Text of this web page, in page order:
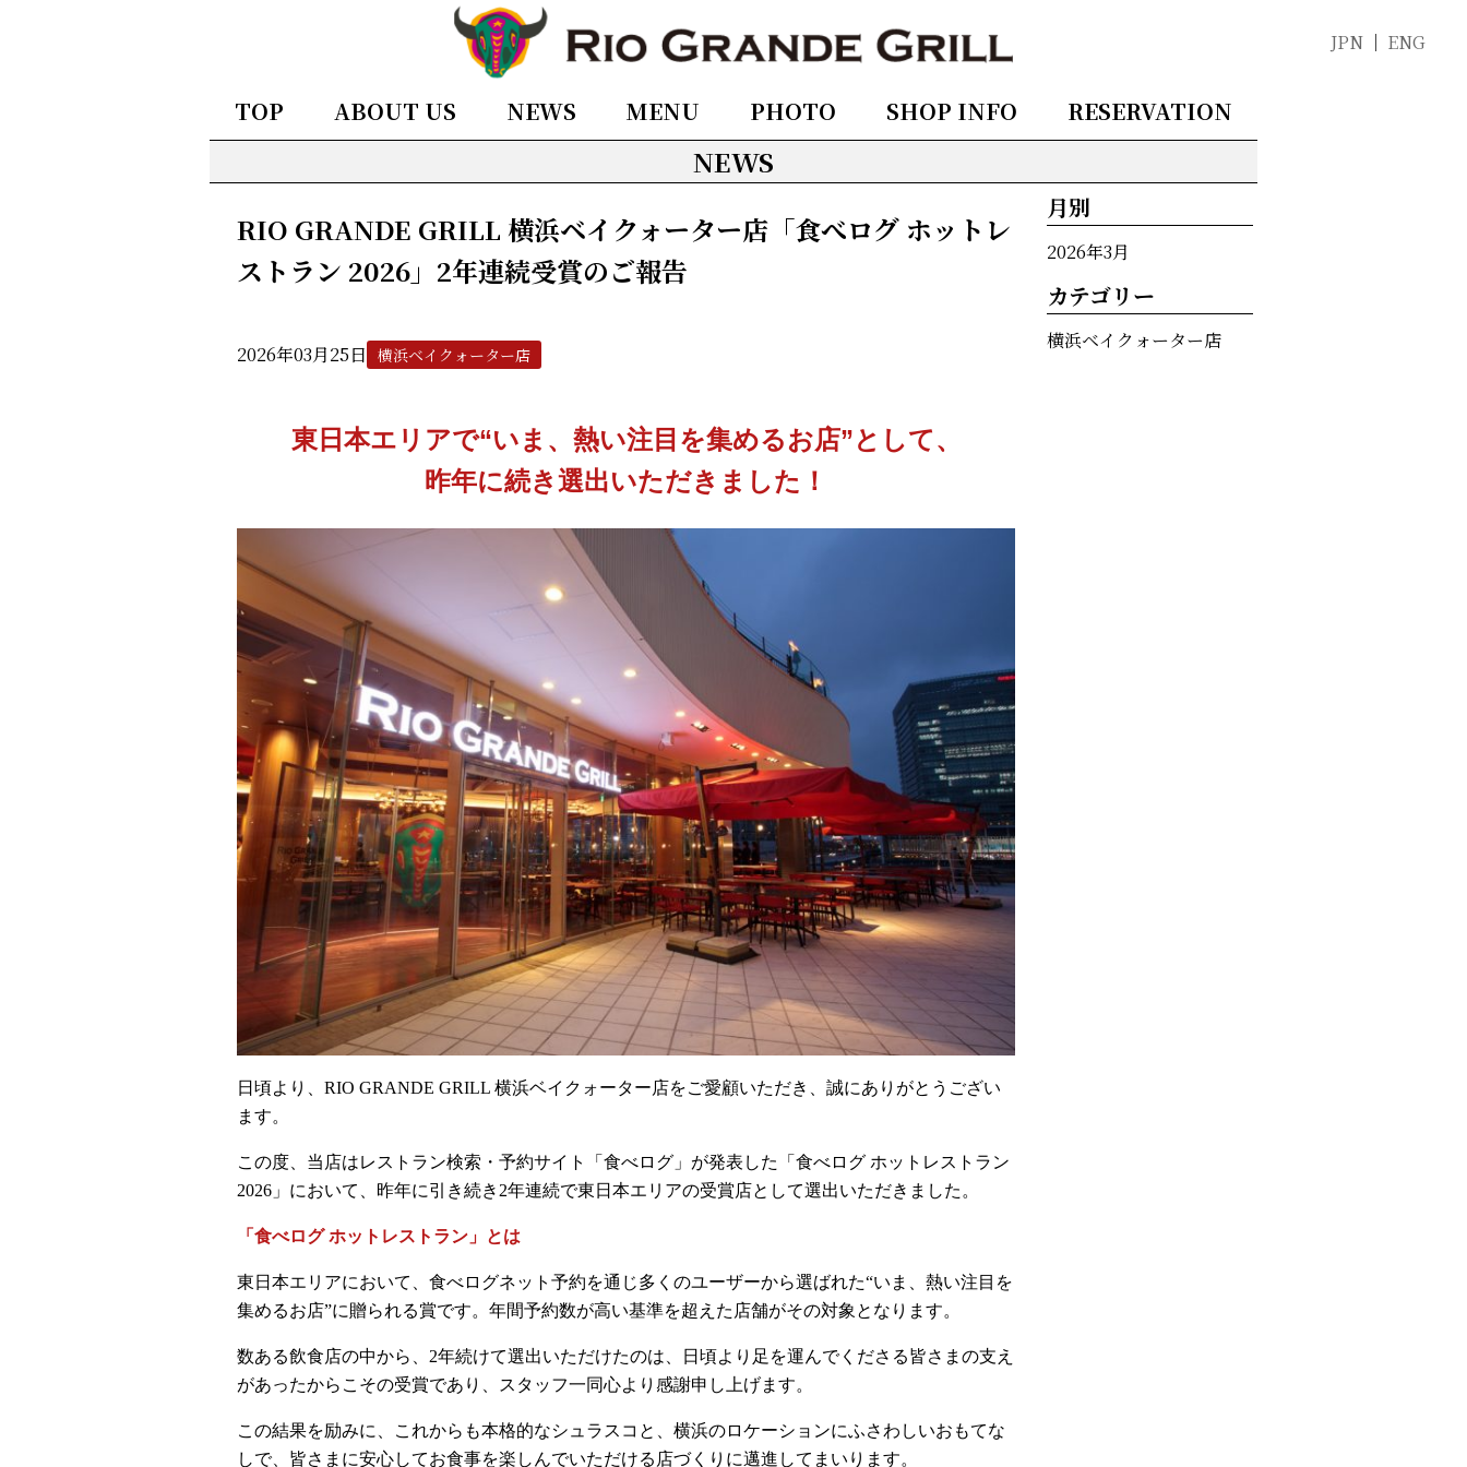
TOP ABOUT US NEWS MENU PHOTO SHOP INFO RESERVATION
JPN ENG
NEWS
RIO GRANDE GRILL 横浜ベイクォーター店「食べログ ホットレ
ストラン 2026」2年連続受賞のご報告
2026年03月25日 横浜ベイクォーター店
東日本エリアで“いま、熱い注目を集めるお店”として、
昨年に続き選出いただきました！
日頃より、RIO GRANDE GRILL 横浜ベイクォーター店をご愛顧いただき、誠にありがとうござい
ます。
この度、当店はレストラン検索・予約サイト「食べログ」が発表した「食べログ ホットレストラン
2026」において、昨年に引き続き2年連続で東日本エリアの受賞店として選出いただきました。
「食べログ ホットレストラン」とは
東日本エリアにおいて、食べログネット予約を通じ多くのユーザーから選ばれた“いま、熱い注目を
集めるお店”に贈られる賞です。年間予約数が高い基準を超えた店舗がその対象となります。
数ある飲食店の中から、2年続けて選出いただけたのは、日頃より足を運んでくださる皆さまの支え
があったからこその受賞であり、スタッフ一同心より感謝申し上げます。
この結果を励みに、これからも本格的なシュラスコと、横浜のロケーションにふさわしいおもてな
しで、皆さまに安心してお食事を楽しんでいただける店づくりに邁進してまいります。
月別
2026年3月
カテゴリー
横浜ベイクォーター店